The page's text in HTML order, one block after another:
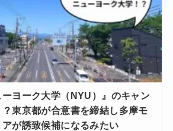
ヨーク大学（NYU）』のキャン
東京都が合意書を締結し多摩モ
アが誘致候補になるみたい